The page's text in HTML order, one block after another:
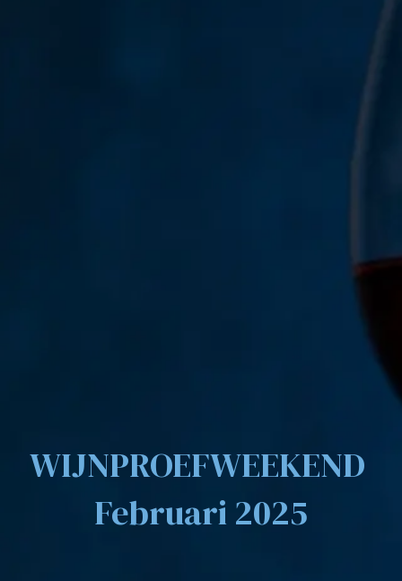
WIJNPROEFWEEKEND
Februari 2025